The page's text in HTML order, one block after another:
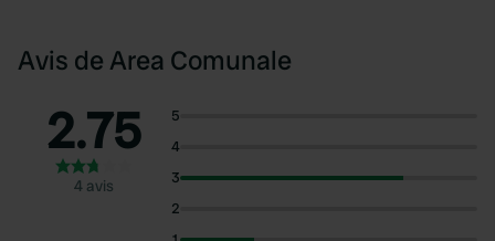
Avis de Area Comunale
2.75
4 avis
5
4
3
2